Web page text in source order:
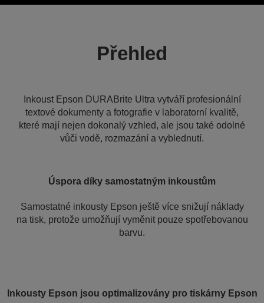
Přehled
Inkoust Epson DURABrite Ultra vytváří profesionální
textové dokumenty a fotografie v laboratorní kvalitě,
které mají nejen dokonalý vzhled, ale jsou také odolné
vůči vodě, rozmazání a vyblednutí.
Úspora díky samostatným inkoustům
Samostatné inkousty Epson ještě více snižují náklady
na tisk, protože umožňují vyměnit pouze spotřebovanou
barvu.
Inkousty Epson jsou optimalizovány pro tiskárny Epson